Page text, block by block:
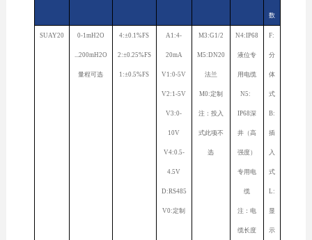
数
SUAY20 0-1mH2O
...200mH2O
量程可选
4:±0.1%FS
2:±0.25%FS
1:±0.5%FS
A1:4-
20mA
V1:0-5V
V2:1-5V
V3:0-
10V
V4:0.5-
4.5V
D:RS485
V0:定制
M3:G1/2
M5:DN20
法兰
M0:定制
注：投入
式此项不
选
N4:IP68
液位专
用电缆
N5:
IP68深
井（高
强度）
专用电
缆
注：电
缆长度
F:
分
体
式
B:
插
入
式
L:
显
示